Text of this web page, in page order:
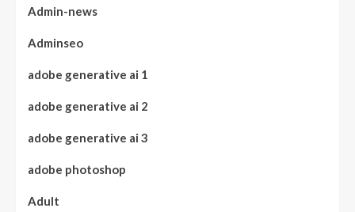
Admin-news
Adminseo
adobe generative ai 1
adobe generative ai 2
adobe generative ai 3
adobe photoshop
Adult